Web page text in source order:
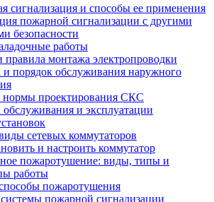
сигнализация и способы ее применения
пожарной сигнализации с другими
безопасности
работы
монтажа электропроводки
и порядок обслуживания наружного
проектирования СКС
и эксплуатации
сетевых коммутаторов
и настроить коммутатор
пожаротушение: виды, типы и
работы
пожаротушения
пожарной сигнализации